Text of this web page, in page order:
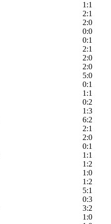
1:1
2:1
2:0
0:0
0:1
2:1
2:0
2:0
5:0
0:1
1:1
0:2
1:3
6:2
2:1
2:0
0:1
1:1
1:2
1:0
1:2
5:1
0:3
3:2
1:0